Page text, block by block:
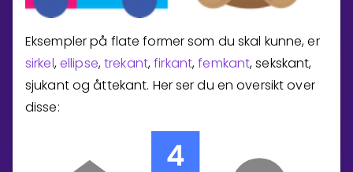
Eksempler på flate former som du skal kunne, er
sirkel,ellipse,trekant,firkant,femkant, sekskant,
sjukant og åttekant. Her ser du en oversikt over
disse: